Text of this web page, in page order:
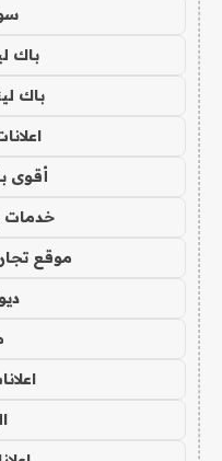
باك
باك
أقوى
خدمات با
موقع